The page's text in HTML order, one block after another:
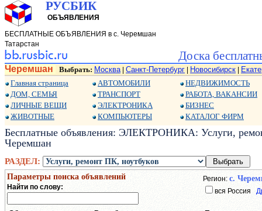
РУСБИК
ОБЪЯВЛЕНИЯ
БЕСПЛАТНЫЕ ОБЪЯВЛЕНИЯ в с. Черемшан
Татарстан
Доска
Черемшан Выбрать: Москва| Санкт-Петербург Новосибирск
Главная страница
ДОМ, СЕМЬЯ
ЛИЧНЫЕ ВЕЩИ
ЖИВОТНЫЕ
АВТОМОБИЛИ
ТРАНСПОРТ
ЭЛЕКТРОНИКА
КОМПЬЮТЕРЫ
НЕДВИЖИМОСТЬ
РАБОТА, ВАКАНСИИ
БИЗНЕС
КАТАЛОГ ФИРМ
Бесплатные объявления: ЭЛЕКТРОНИКА: Услуги,
Черемшан
РАЗДЕЛ:
Параметры поиска объявлений
Найти по слову:
Регион: с.
вся Россия